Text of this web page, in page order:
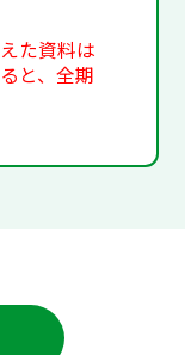
た資料は
と、全期